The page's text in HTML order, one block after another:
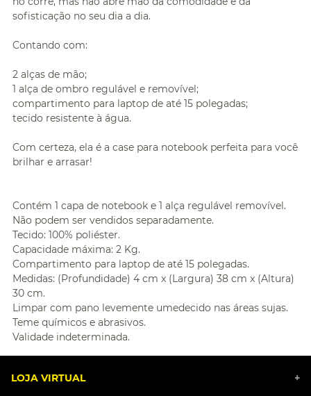
sofisticação no seu dia a dia.
Contando com:
2 alças de mão;
1 alça de ombro regulável e removível;
compartimento para laptop de até 15 polegadas;
tecido resistente à água.
Com certeza, ela é a case para notebook perfeita para você
brilhar e arrasar!
Contém 1 capa de notebook e 1 alça regulável removível.
Não podem ser vendidos separadamente.
Tecido: 100% poliéster.
Capacidade máxima: 2 Kg.
Compartimento para laptop de até 15 polegadas.
Medidas: (Profundidade) 4 cm x (Largura) 38 cm x (Altura)
30 cm.
Limpar com pano levemente umedecido nas áreas sujas.
Teme químicos e abrasivos.
Validade indeterminada.
LOJA VIRTUAL +